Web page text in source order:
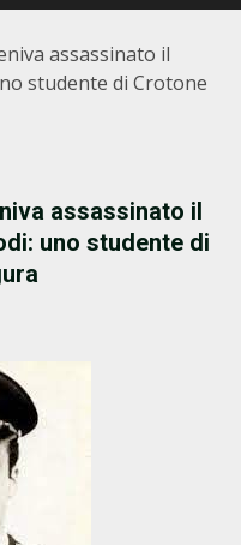
assassinato il
studente di Crotone
assassinato il
uno studente di